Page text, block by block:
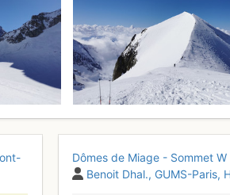
Dômes de Miage - Sommet
Benoit Dhal. GUMS-Paris